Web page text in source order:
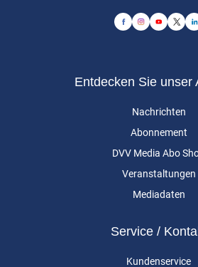
Entdecken Sie unser
Nachrichten
Abonnement
DVV Media Abo
Veranstaltungen
Mediadaten
Service /
Kundenservice